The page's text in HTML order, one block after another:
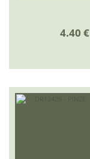
4.40 €